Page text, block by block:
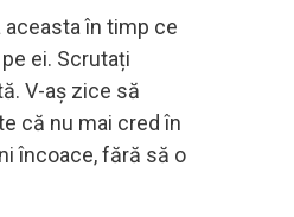
aceasta în timp ce
ei. Scrutați
V-aș zice să
că nu mai cred în
încoace, fără să o